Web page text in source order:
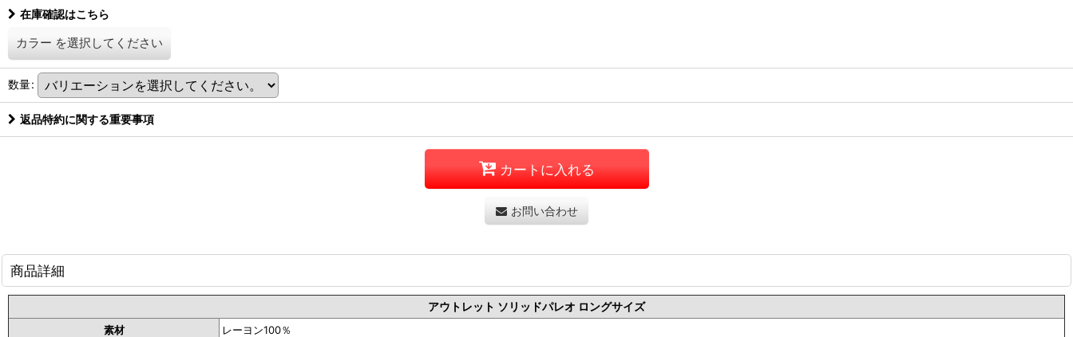
在庫確認はこちら
カラー を選択してください
数量:
返品特約に関する重要事項
カートに入れる
お問い合わせ
商品詳細
アウトレット ソリッドパレオ ロングサイズ
素材 レーヨン100％